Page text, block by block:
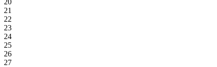
20
21
22
23
24
25
26
27